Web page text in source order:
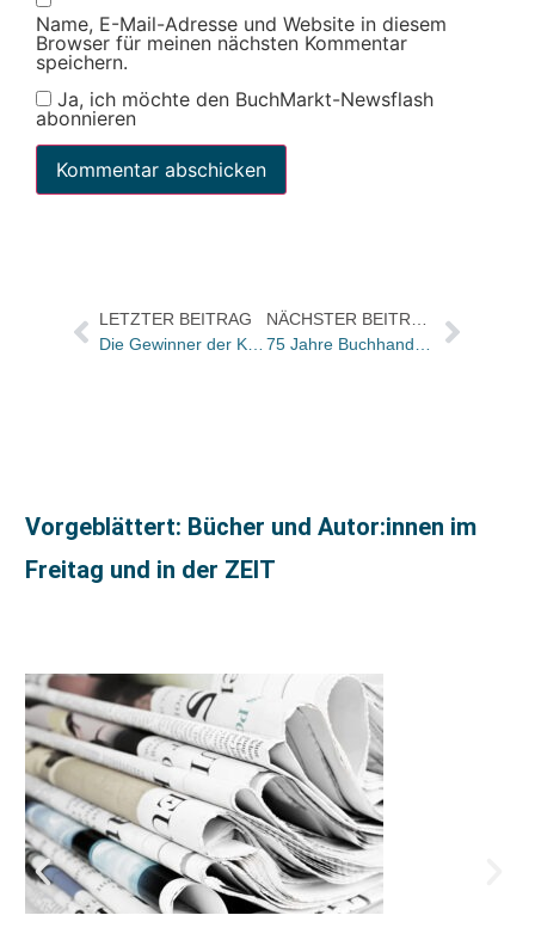
Name, E-Mail-Adresse und Website in diesem
Browser für meinen nächsten Kommentar
speichern.
Ja, ich möchte den BuchMarkt-Newsflash
abonnieren
LETZTER BEITRAG
Die Gewinner der Kurt-Wolff-Preise 2011 stehen fest
NÄCHSTER BEITRAG
75 Jahre Buchhandlung Peterknecht
Vorgeblättert: Bücher und Autor:innen im
Freitag und in der ZEIT